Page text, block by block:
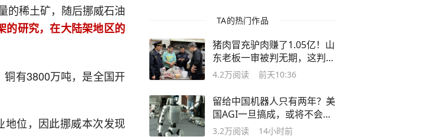
的稀土矿，随后挪威石油
的研究，在大陆架地区的
铜有3800万吨，是全国开
地位，因此挪威本次发现
TA的热门作品
猪肉冒充驴肉赚了1.05亿！山
东老板一审被判无期，这判得
冤不冤？
4.2万阅读 前天10:36
留给中国机器人只有两年？美
国AGI一旦搞成，或将不会再
惧怕中国
3.2万阅读 14小时前